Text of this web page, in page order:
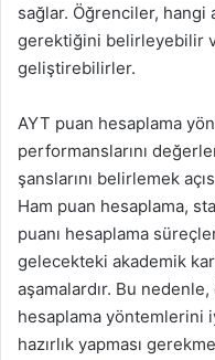
sağlar. Öğrenciler, hangi
gerektiğini belirleyebilir
geliştirebilirler.
AYT puan hesaplama
performanslarını
şanslarını belirlemek
Ham puan hesaplama,
puanı hesaplama
gelecekteki akademik
aşamalardır. Bu
hesaplama yöntemlerini
hazırlık yapması